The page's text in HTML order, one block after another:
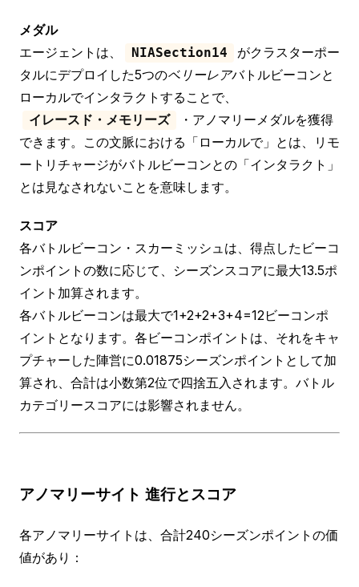
メダル
エージェントは、
NIASection14
がクラスターポー
タルにデプロイした5つのベリーレアバトルビーコンと
ローカルでインタラクトすることで、
イレースド・メモリーズ
・アノマリーメダルを獲得
できます。この文脈における「ローカルで」とは、リモ
ートリチャージがバトルビーコンとの「インタラクト」
とは見なされないことを意味します。
スコア
各バトルビーコン・スカーミッシュは、得点したビーコ
ンポイントの数に応じて、シーズンスコアに最大13.5ポ
イント加算されます。
各バトルビーコンは最大で1+2+2+3+4=12ビーコンポ
イントとなります。各ビーコンポイントは、それをキャ
プチャーした陣営に0.01875シーズンポイントとして加
算され、合計は小数第2位で四捨五入されます。バトル
カテゴリースコアには影響されません。
アノマリーサイト 進行とスコア
各アノマリーサイトは、合計240シーズンポイントの価
値があり：